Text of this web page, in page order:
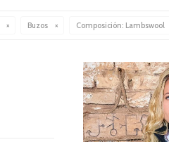
Buzos Composición: Lambswool